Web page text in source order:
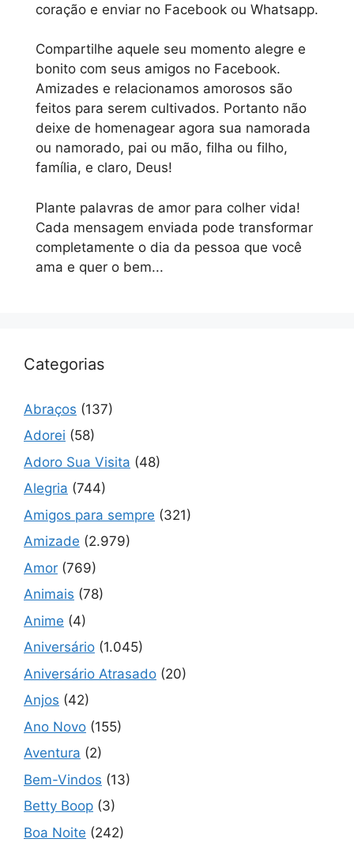
coração e enviar no Facebook ou Whatsapp.
Compartilhe aquele seu momento alegre e
bonito com seus amigos no Facebook.
Amizades e relacionamos amorosos são
feitos para serem cultivados. Portanto não
deixe de homenagear agora sua namorada
ou namorado, pai ou mão, filha ou filho,
família, e claro, Deus!
Plante palavras de amor para colher vida!
Cada mensagem enviada pode transformar
completamente o dia da pessoa que você
ama e quer o bem...
Categorias
Abraços (137)
Adorei (58)
Adoro Sua Visita (48)
Alegria (744)
Amigos para sempre (321)
Amizade (2.979)
Amor (769)
Animais (78)
Anime (4)
Aniversário (1.045)
Aniversário Atrasado (20)
Anjos (42)
Ano Novo (155)
Aventura (2)
Bem-Vindos (13)
Betty Boop (3)
Boa Noite (242)